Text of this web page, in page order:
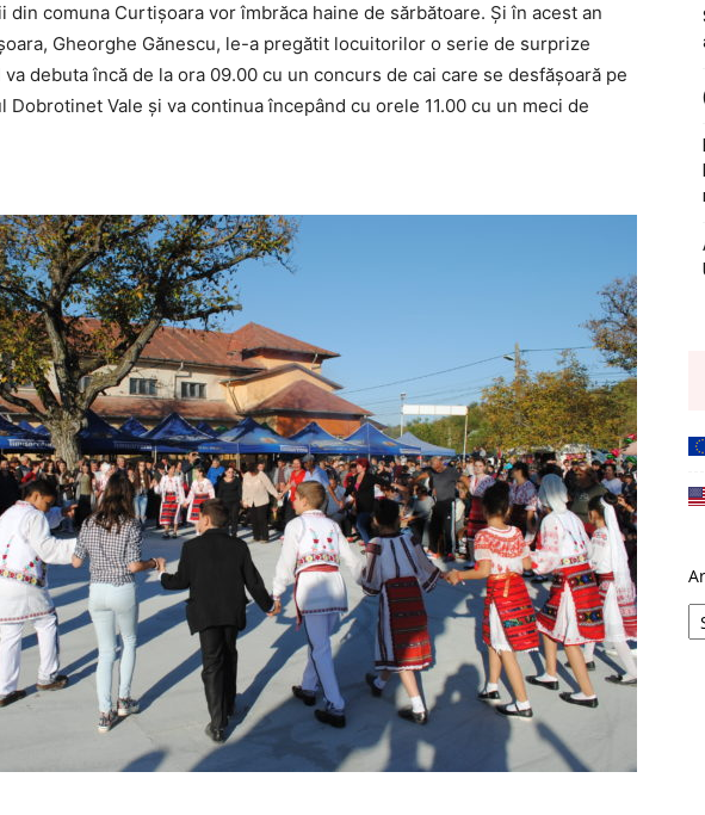
din comuna Curtișoara vor îmbrăca haine de sărbătoare. Și în acest an
Gheorghe Gănescu, le-a pregătit locuitorilor o serie de surprize
debuta încă de la ora 09.00 cu un concurs de cai care se desfăşoară pe
Dobrotinet Vale și va continua începând cu orele 11.00 cu un meci de